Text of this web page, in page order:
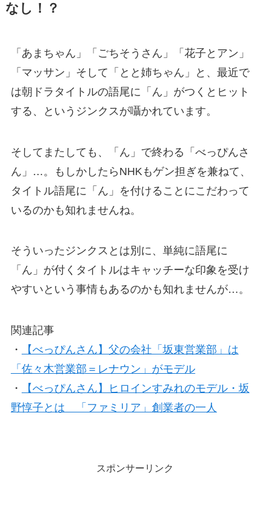
なし！？
「あまちゃん」「ごちそうさん」「花子とアン」
「マッサン」そして「とと姉ちゃん」と、最近で
は朝ドラタイトルの語尾に「ん」がつくとヒット
する、というジンクスが囁かれています。
そしてまたしても、「ん」で終わる「べっぴんさ
ん」…。もしかしたらNHKもゲン担ぎを兼ねて、
タイトル語尾に「ん」を付けることにこだわって
いるのかも知れませんね。
そういったジンクスとは別に、単純に語尾に
「ん」が付くタイトルはキャッチーな印象を受け
やすいという事情もあるのかも知れませんが…。
関連記事
・
【べっぴんさん】父の会社「坂東営業部」は
「佐々木営業部＝レナウン」がモデル
・
【べっぴんさん】ヒロインすみれのモデル・坂
野惇子とは 「ファミリア」創業者の一人
スポンサーリンク